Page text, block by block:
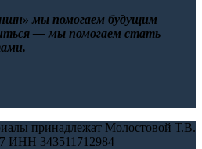
мы помогаем будущим
— мы помогаем стать
принадлежат Молостовой Т.В.
ИНН 343511712984